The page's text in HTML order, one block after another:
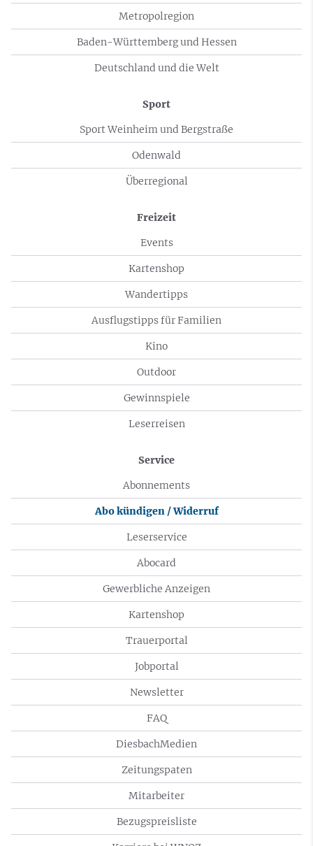
Metropolregion
Baden-Württemberg und Hessen
Deutschland und die Welt
Sport
Sport Weinheim und Bergstraße
Odenwald
Überregional
Freizeit
Events
Kartenshop
Wandertipps
Ausflugstipps für Familien
Kino
Outdoor
Gewinnspiele
Leserreisen
Service
Abonnements
Abo kündigen / Widerruf
Leserservice
Abocard
Gewerbliche Anzeigen
Kartenshop
Trauerportal
Jobportal
Newsletter
FAQ
DiesbachMedien
Zeitungspaten
Mitarbeiter
Bezugspreisliste